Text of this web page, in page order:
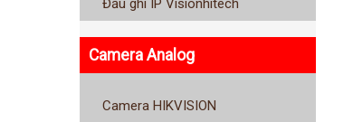
Đầu ghi IP Visionhitech
Camera Analog
Camera HIKVISION